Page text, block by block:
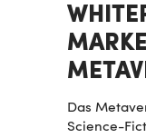
Das
Science-